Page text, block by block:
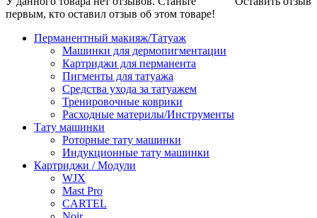
первым, кто оставил отзыв об этом товаре!
Перманентный макияж/Татуаж
Машинки для дермопигментации
Картриджи для перманента
Пигменты для татуажа
Средства ухода за татуажем
Тренировочные коврики
Расходные материлы/Инструменты
Тату машинки
Роторные тату машинки
Индукционные тату машинки
Картриджи / Модули
WJX
Mast Pro
CARTEL